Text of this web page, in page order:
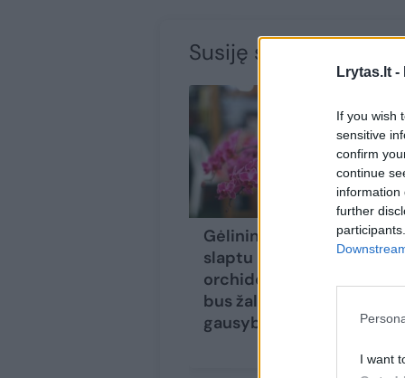
Lrytas.lt -
If you wish
sensitive
confirm
continue
information
further
I want
Susiję straipsniai
Gėlininkas pasidalino
slaptu receptu
orchidėjoms: lapai
bus žali, o žiedų
gausybė